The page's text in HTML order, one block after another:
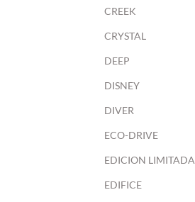
CREEK
CRYSTAL
DEEP
DISNEY
DIVER
ECO-DRIVE
EDICION LIMITADA
EDIFICE